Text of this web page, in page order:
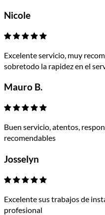
Nicole
Excelente servicio, muy
sobretodo la rapidez en el
Mauro B.
Buen servicio, atentos,
recomendables
Josselyn
Excelente sus trabajos de
profesional